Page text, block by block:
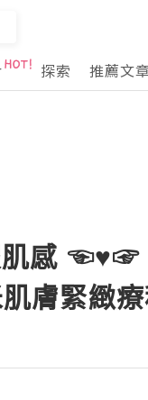
探索 推薦文
肌感
膚緊緻